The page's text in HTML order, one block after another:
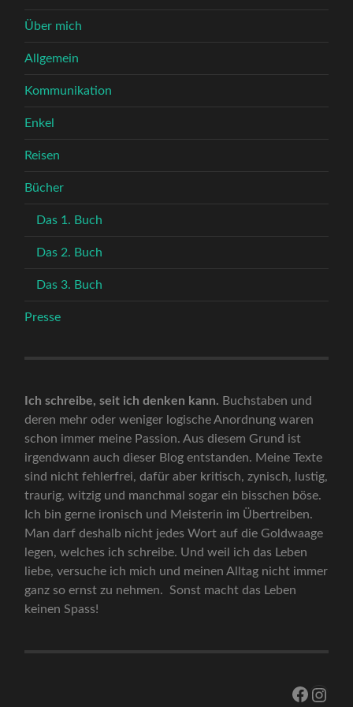
Über mich
Allgemein
Kommunikation
Enkel
Reisen
Bücher
Das 1. Buch
Das 2. Buch
Das 3. Buch
Presse
Ich schreibe, seit ich denken kann. Buchstaben und
deren mehr oder weniger logische Anordnung waren
schon immer meine Passion. Aus diesem Grund ist
irgendwann auch dieser Blog entstanden. Meine Texte
sind nicht fehlerfrei, dafür aber kritisch, zynisch, lustig,
traurig, witzig und manchmal sogar ein bisschen böse.
Ich bin gerne ironisch und Meisterin im Übertreiben.
Man darf deshalb nicht jedes Wort auf die Goldwaage
legen, welches ich schreibe. Und weil ich das Leben
liebe, versuche ich mich und meinen Alltag nicht immer
ganz so ernst zu nehmen. Sonst macht das Leben
keinen Spass!